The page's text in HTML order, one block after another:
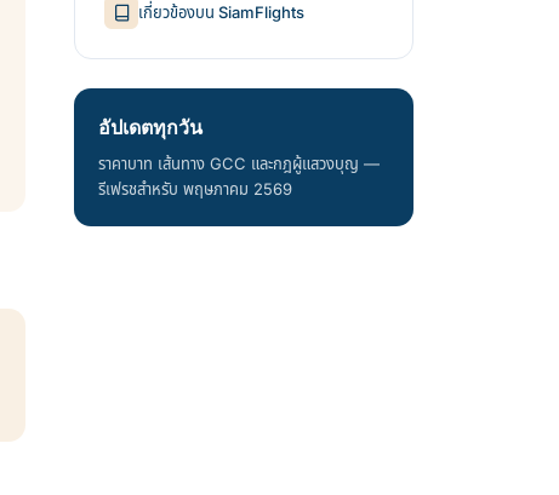
เกี่ยวข้องบน SiamFlights
อัปเดตทุกวัน
ราคาบาท เส้นทาง GCC และกฎผู้แสวงบุญ —
รีเฟรชสำหรับ พฤษภาคม 2569